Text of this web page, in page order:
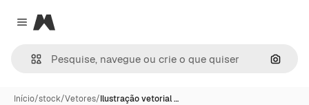
Close menu
Magnific
Início/stock/Vetores/Ilustração vetorial …